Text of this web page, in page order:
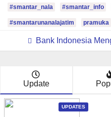
#smantar_nala #smantar_info
#smantarunanalajatim pramuka
Bank Indonesia
Update
UPDATES